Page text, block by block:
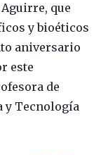
que
y bioéticos
aniversario
este
de
y Tecnología